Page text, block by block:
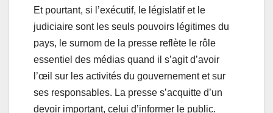
Et pourtant, si l’exécutif, le législatif et le
judiciaire sont les seuls pouvoirs légitimes du
pays, le surnom de la presse reflète le rôle
essentiel des médias quand il s’agit d’avoir
l’œil sur les activités du gouvernement et sur
ses responsables. La presse s’acquitte d’un
devoir important, celui d’informer le public.